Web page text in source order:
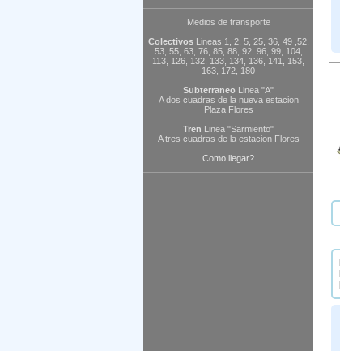
Medios de transporte
ColectivosLineas 1, 2, 5, 25, 36, 49 ,52,
53, 55, 63, 76, 85, 88, 92, 96, 99, 104,
113, 126, 132, 133, 134, 136, 141, 153,
163, 172, 180
Subterraneo Linea "A"
A dos cuadras de la nueva estacion
Plaza Flores
Tren Linea "Sarmiento"
A tres cuadras de la estacion Flores
Como llegar?